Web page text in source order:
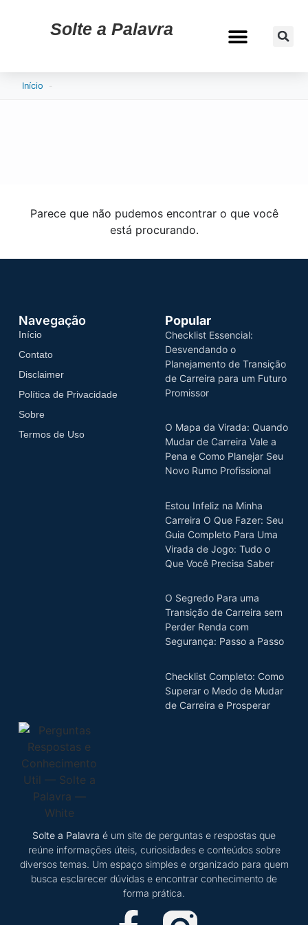
Solte a Palavra
Início -
Parece que não pudemos encontrar o que você
está procurando.
Solte a Palavra é um site de perguntas e respostas que
reúne informações úteis, curiosidades e conteúdos sobre
diversos temas. Um espaço simples e organizado para quem
busca esclarecer dúvidas e encontrar conhecimento de
forma prática.
Navegação
Início
Contato
Disclaimer
Política de Privacidade
Sobre
Termos de Uso
Popular
Checklist Essencial:
Desvendando o
Planejamento de Transição
de Carreira para um Futuro
Promissor
O Mapa da Virada: Quando
Mudar de Carreira Vale a
Pena e Como Planejar Seu
Novo Rumo Profissional
Estou Infeliz na Minha
Carreira O Que Fazer: Seu
Guia Completo Para Uma
Virada de Jogo: Tudo o
Que Você Precisa Saber
O Segredo Para uma
Transição de Carreira sem
Perder Renda com
Segurança: Passo a Passo
Checklist Completo: Como
Superar o Medo de Mudar
de Carreira e Prosperar